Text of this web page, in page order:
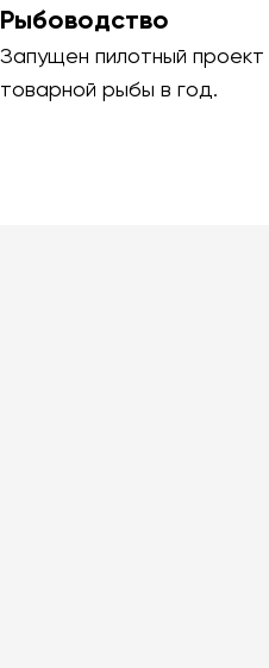
Рыбоводство
Запущен пилотный проект
товарной рыбы в год.